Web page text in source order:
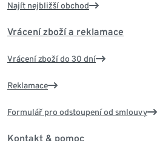
Najít nejbližší obchod
Vrácení zboží a reklamace
Vrácení zboží do 30 dní
Reklamace
Formulář pro odstoupení od smlouvy
Kontakt & pomoc